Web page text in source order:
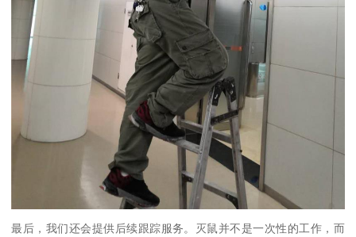
最后，我们还会提供后续跟踪服务。灭鼠并不是一次性的工作，而